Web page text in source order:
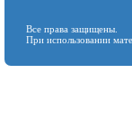
Все права защищены.
При использовании